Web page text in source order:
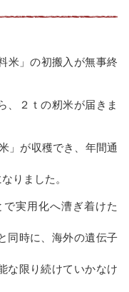
米」の初搬入が無事終
、２ｔの籾米が届きま
」が収穫でき、年間通
りました。
実用化へ漕ぎ着けた
同時に、海外の遺伝子
な限り続けていかなけ